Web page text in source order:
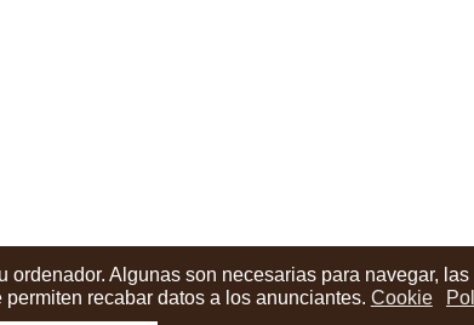
Algunas son necesarias para navegar,
recabar datos a los anunciantes. Cookie